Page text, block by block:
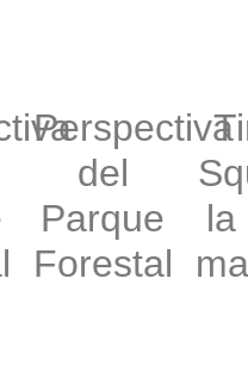
Perspectiva
del
Parque
Forestal
la